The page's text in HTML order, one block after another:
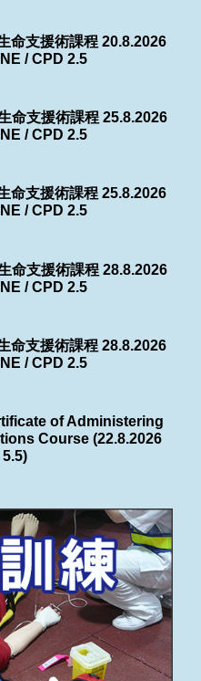
命支援術課程 20.8.2026
/ CPD 2.5
命支援術課程 25.8.2026
/ CPD 2.5
命支援術課程 25.8.2026
/ CPD 2.5
命支援術課程 28.8.2026
/ CPD 2.5
命支援術課程 28.8.2026
/ CPD 2.5
of Administering
Course (22.8.2026